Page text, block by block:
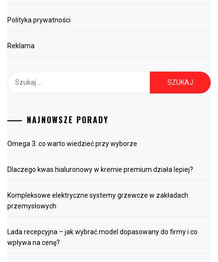
Polityka prywatności
Reklama
NAJNOWSZE PORADY
Omega 3: co warto wiedzieć przy wyborze
Dlaczego kwas hialuronowy w kremie premium działa lepiej?
Kompleksowe elektryczne systemy grzewcze w zakładach
przemysłowych
Lada recepcyjna – jak wybrać model dopasowany do firmy i co
wpływa na cenę?